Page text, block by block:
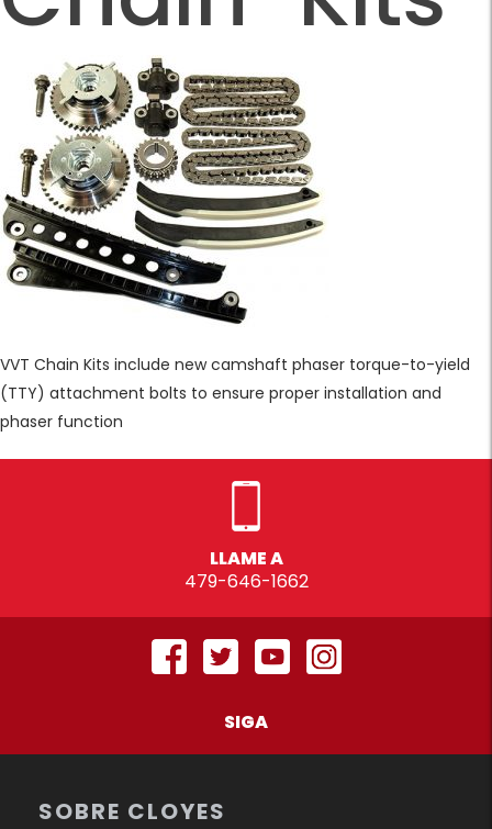
VVT Chain Kits include new camshaft phaser torque-to-yield
(TTY) attachment bolts to ensure proper installation and
phaser function
LLAME A
479-646-1662
SIGA
SOBRE CLOYES